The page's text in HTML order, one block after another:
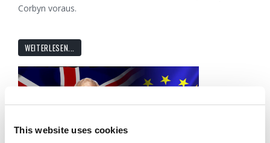
This website uses cookies
Corbyn voraus.
WEITERLESEN...